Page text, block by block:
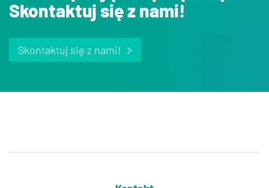
Skontaktuj się z nami!
Skontaktuj się z nami!